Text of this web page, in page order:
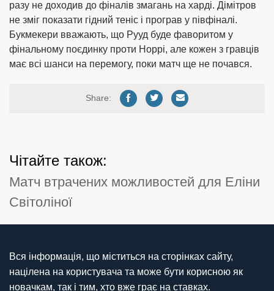
разу не доходив до фіналів змагань на харді. Дімітров
не зміг показати гідний теніс і програв у півфіналі.
Букмекери вважають, що Рууд буде фаворитом у
фінальному поєдинку проти Норрі, але кожен з гравців
має всі шанси на перемогу, поки матч ще не почався.
Share:
Чітайте також:
Матч втрачених можливостей для Еліни
Світоліної
Вся інформація, що міститься на сторінках сайту,
націлена на користувача та може бути корисною як
новачкам, так і тим, хто вже грає на ставках.